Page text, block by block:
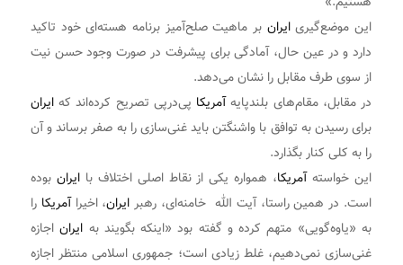
این موضع‌گیریایران بر ماهیت صلح‌آمیز برنامه هسته‌ای خود تاکید
دارد و در عین حال، آمادگی برای پیشرفت در صورت وجود حسن نیت
از سوی طرف مقابل را نشان می‌دهد.
در مقابل، مقام‌های بلندپایهآمریکا پی‌در‌پی تصریح کرده‌اند کهایران
برای رسیدن به توافق با واشنگتن باید غنی‌سازی را به صفر برساند و آن
را به کلی کنار بگذارد.
این خواستهآمریکا، همواره یکی از نقاط اصلی اختلاف باایران بوده
است. در همین راستا، آیت الله خامنه‌ای، رهبر ایران، اخیراآمریکا را
به «یاوه‌گویی» متهم کرده و گفته بود «اینکه بگویند به ایراناجازه
غنی‌سازی نمی‌دهیم، غلط زیادی است؛ جمهوری اسلامی منتظر اجازه